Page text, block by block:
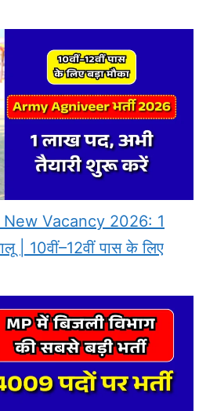
Vacancy 2026: 1
| 10वीं–12वीं पास के लिए